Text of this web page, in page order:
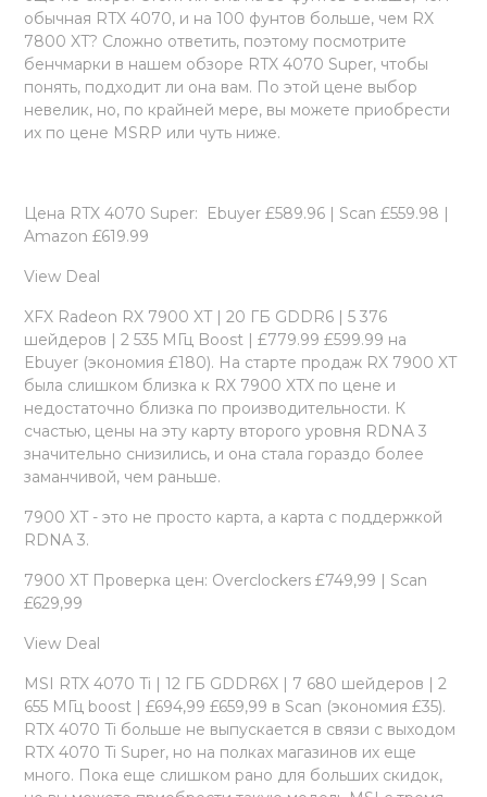
обычная RTX 4070, и на 100 фунтов больше, чем RX
7800 XT? Сложно ответить, поэтому посмотрите
бенчмарки в нашем обзоре RTX 4070 Super, чтобы
понять, подходит ли она вам. По этой цене выбор
невелик, но, по крайней мере, вы можете приобрести
их по цене MSRP или чуть ниже.
Цена RTX 4070 Super: Ebuyer £589.96 | Scan £559.98 |
Amazon £619.99
View Deal
XFX Radeon RX 7900 XT | 20 ГБ GDDR6 | 5 376
шейдеров | 2 535 МГц Boost | £779.99 £599.99 на
Ebuyer (экономия £180). На старте продаж RX 7900 XT
была слишком близка к RX 7900 XTX по цене и
недостаточно близка по производительности. К
счастью, цены на эту карту второго уровня RDNA 3
значительно снизились, и она стала гораздо более
заманчивой, чем раньше.
7900 XT - это не просто карта, а карта с поддержкой
RDNA 3.
7900 XT Проверка цен: Overclockers £749,99 | Scan
£629,99
View Deal
MSI RTX 4070 Ti | 12 ГБ GDDR6X | 7 680 шейдеров | 2
655 МГц boost | £694,99 £659,99 в Scan (экономия £35).
RTX 4070 Ti больше не выпускается в связи с выходом
RTX 4070 Ti Super, но на полках магазинов их еще
много. Пока еще слишком рано для больших скидок,